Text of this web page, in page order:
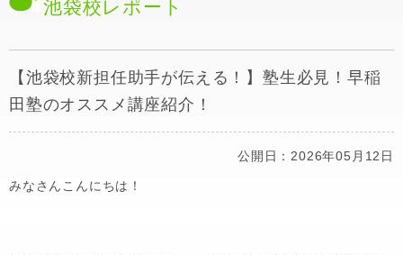
池袋校レポート
【池袋校新担任助手が伝える！】塾生必見！早稲
田塾のオススメ講座紹介！
公開日：2026年05月12日
みなさんこんにちは！